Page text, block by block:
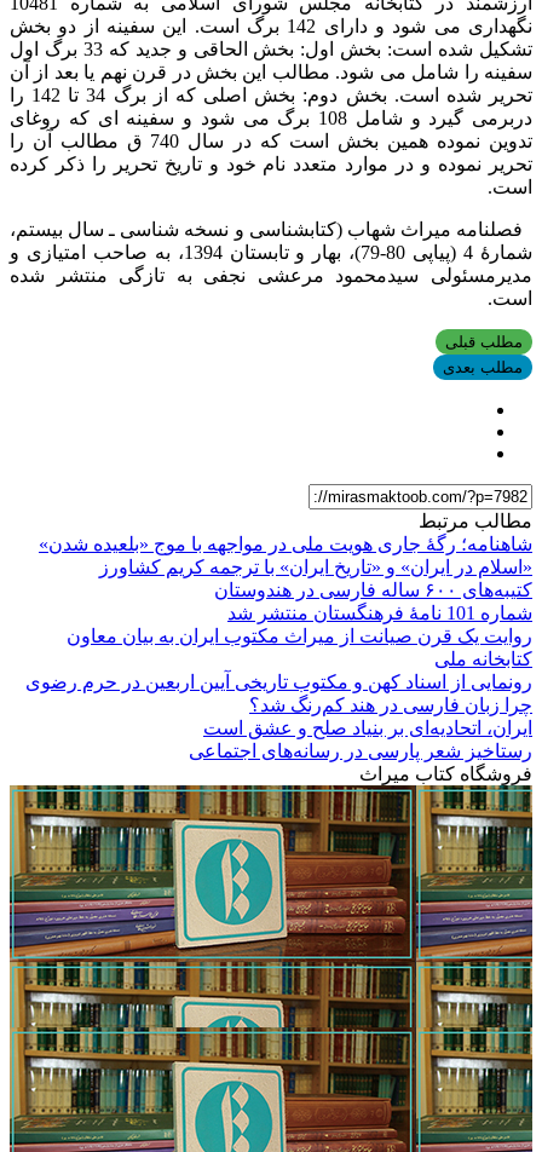
نگهداری می شود و دارای 142 برگ است. این سفینه از دو بخش
تشکیل شده است: بخش اول: بخش الحاقی و جدید که 33 برگ اول
سفینه را شامل می شود. مطالب این بخش در قرن نهم یا بعد از آن
تحریر شده است. بخش دوم: بخش اصلی که از برگ 34 تا 142 را
دربرمی گیرد و شامل 108 برگ می شود و سفینه ای که روغای
تدوین نموده همین بخش است که در سال 740 ق مطالب آن را
تحریر نموده و در موارد متعدد نام خود و تاریخ تحریر را ذکر کرده
است.
فصلنامه میراث شهاب (کتابشناسی و نسخه شناسی ـ سال بیستم،
شمارۀ 4 (پیاپی 80-79)، بهار و تابستان 1394، به صاحب امتیازی و
مدیرمسئولی سیدمحمود مرعشی نجفی به تازگی منتشر شده
است.
مطلب قبلی
مطلب بعدی
مطالب مرتبط
شاهنامه؛ رگۀ جاری هویت ملی در مواجهه با موج «بلعیده شدن»
«اسلام در ایران» و «تاریخ ایران» با ترجمه کریم کشاورز
کتیبه‌های ۶۰۰ ساله فارسی در هندوستان
شماره 101 نامۀ فرهنگستان منتشر شد
روایت یک قرن صیانت از میراث مکتوب ایران به بیان معاون
کتابخانه ملی
رونمایی از اسناد کهن و مکتوب تاریخی آیین اربعین در حرم رضوی
چرا زبان فارسی در هند کم‌رنگ شد؟
ایران، اتحادیه‌ای بر بنیاد صلح و عشق است
رستاخیز شعر پارسی در رسانه‌های اجتماعی
فروشگاه کتاب میراث